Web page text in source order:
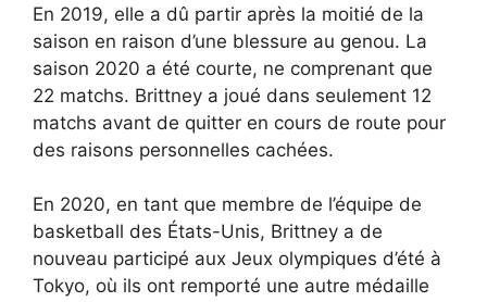
En 2019, elle a dû partir après la moitié de la
saison en raison d’une blessure au genou. La
saison 2020 a été courte, ne comprenant que
22 matchs. Brittney a joué dans seulement 12
matchs avant de quitter en cours de route pour
des raisons personnelles cachées.
En 2020, en tant que membre de l’équipe de
basketball des États-Unis, Brittney a de
nouveau participé aux Jeux olympiques d’été à
Tokyo, où ils ont remporté une autre médaille